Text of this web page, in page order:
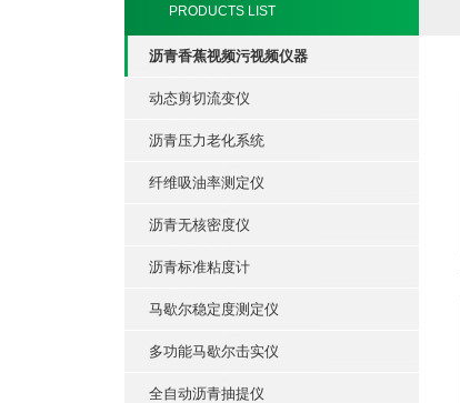
PRODUCTS LIST
沥青香蕉视频污视频仪器
动态剪切流变仪
沥青压力老化系统
纤维吸油率测定仪
沥青无核密度仪
沥青标准粘度计
马歇尔稳定度测定仪
多功能马歇尔击实仪
全自动沥青抽提仪